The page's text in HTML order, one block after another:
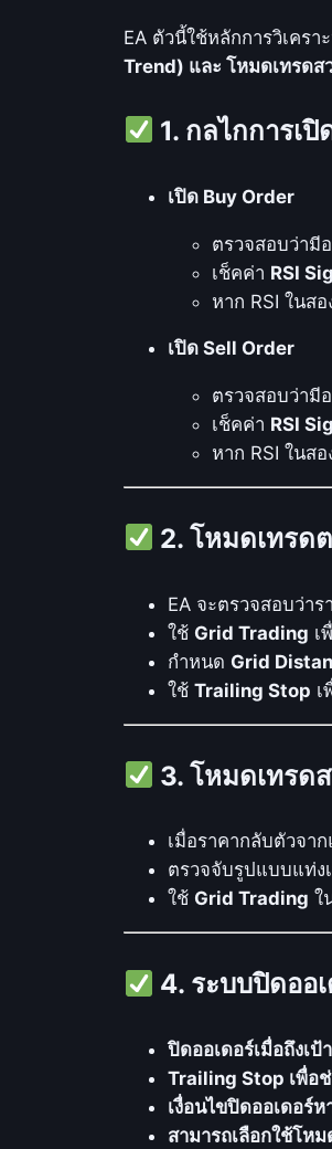
EA ตัวนี้ใช้หลักการวิเครา
Trend) และ โหมดเทรด
1. กลไกการเ
เปิด Buy Order
ตรวจสอบว่ามี
เช็คค่า RSI
หาก RSI ในส
เปิด Sell Order
ตรวจสอบว่ามี
เช็คค่า RSI
หาก RSI ในส
2. โหมดเทรด
EA จะตรวจสอบว่าร
ใช้ Grid Trading เ
กำหนด Grid
ใช้ Trailing Stop เ
3. โหมดเทรด
เมื่อราคากลับตัวจา
ตรวจจับรูปแบบแท่ง
ใช้ Grid Trading ใ
4. ระบบปิดออ
ปิดออเดอร์เมื่อถึงเ
Trailing Stop เพื่อ
เงื่อนไขปิดออเดอร์
สามารถเลือกใช้โห